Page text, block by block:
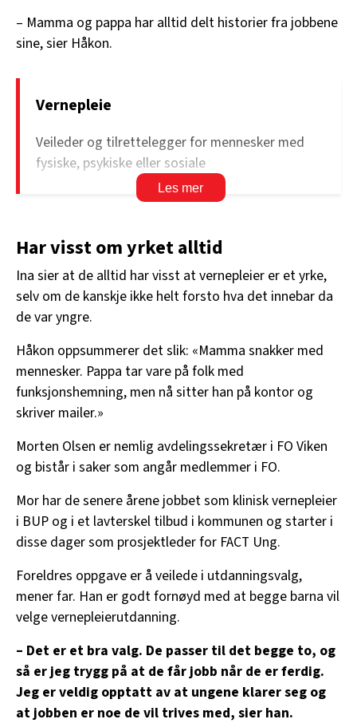
– Mamma og pappa har alltid delt historier fra jobbene
sine, sier Håkon.
Vernepleie
Veileder og tilrettelegger for mennesker med
fysiske, psykiske eller sosiale
funksjonsnedsettelser.
kommunale hjemmetjenester, dagtilbud eller i
spesialisthelsetjenesten.
Medianlønn for vernepleiere er 629.760 kroner.
Kilde: Utdanning.no
Har visst om yrket alltid
Ina sier at de alltid har visst at vernepleier er et yrke,
selv om de kanskje ikke helt forsto hva det innebar da
de var yngre.
Håkon oppsummerer det slik: «Mamma snakker med
mennesker. Pappa tar vare på folk med
funksjonshemning, men nå sitter han på kontor og
skriver mailer.»
Morten Olsen er nemlig avdelingssekretær i FO Viken
og bistår i saker som angår medlemmer i FO.
Mor har de senere årene jobbet som klinisk vernepleier
i BUP og i et lavterskel tilbud i kommunen og starter i
disse dager som prosjektleder for FACT Ung.
Foreldres oppgave er å veilede i utdanningsvalg,
mener far. Han er godt fornøyd med at begge barna vil
velge vernepleierutdanning.
– Det er et bra valg. De passer til det begge to, og
så er jeg trygg på at de får jobb når de er ferdig.
Jeg er veldig opptatt av at ungene klarer seg og
at jobben er noe de vil trives med, sier han.